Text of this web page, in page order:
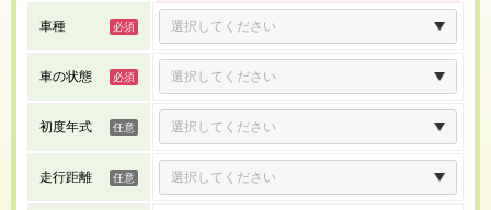
車種
車の状態
初度年式
走行距離